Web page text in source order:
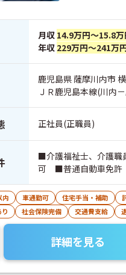
月収 14.9万円～15.8万
年収 229万円～241万
鹿児島県 薩摩川内市
ＪＲ鹿児島本線(川内
正社員(正職員)
■介護福祉士、介護
可 ■普通自動車免許
内 車通勤可 住宅手当・補助
社会保険完備 交通費支給
詳細を見る